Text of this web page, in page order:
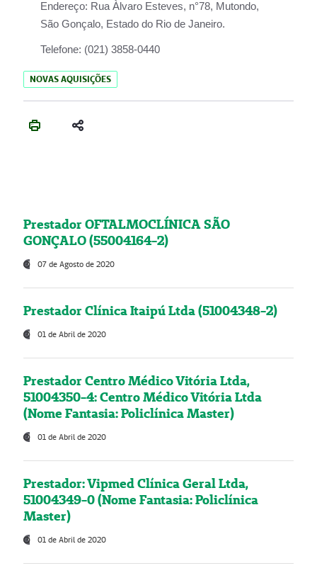
Endereço: Rua Àlvaro Esteves, n°78, Mutondo,
São Gonçalo, Estado do Rio de Janeiro.
Telefone: (021) 3858-0440
NOVAS AQUISIÇÕES
Prestador OFTALMOCLÍNICA SÃO
GONÇALO (55004164-2)
07 de Agosto de 2020
Prestador Clínica Itaipú Ltda (51004348-2)
01 de Abril de 2020
Prestador Centro Médico Vitória Ltda,
51004350-4: Centro Médico Vitória Ltda
(Nome Fantasia: Policlínica Master)
01 de Abril de 2020
Prestador: Vipmed Clínica Geral Ltda,
51004349-0 (Nome Fantasia: Policlínica
Master)
01 de Abril de 2020